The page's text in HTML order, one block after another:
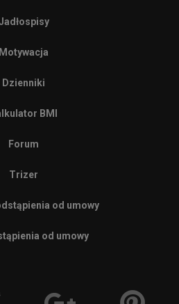
Motywacja
Dzienniki
BMI
Forum
Trizer
od umowy
od umowy